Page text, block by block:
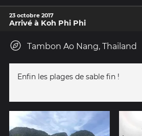
23 octobre 2017
Arrivé à Koh Phi Phi
Tambon Ao Nang, Thailand
Enfin les plages de sable fin !